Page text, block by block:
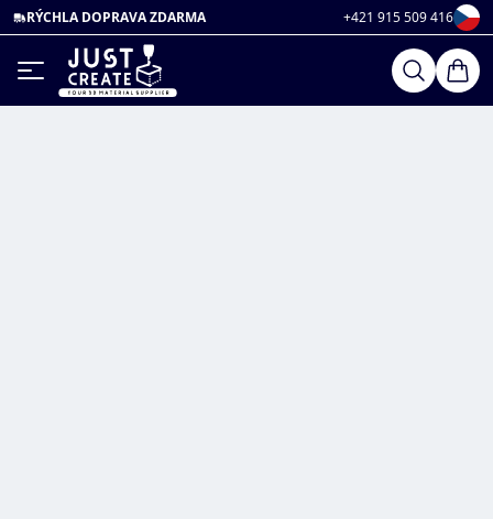
RÝCHLA DOPRAVA ZDARMA +421 915 509 416